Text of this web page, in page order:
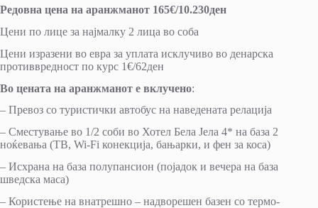
Редовна цена на аранжманот 165€/10.230ден
Цени по лице за најмалку 2 лица во соба
Цени изразени во евра за уплата исклучиво во денарска
противвредност по курс 1€/62ден
Во цената на аранжманот е вклучено:
– Превоз со туристички автобус на наведената релација
– Сместување во 1/2 соби во Хотел Бела Јела 4* на база 2
ноќевања (ТВ, Wi-Fi конекција, бањарки, и фен за коса)
– Исхрана на база полупансион (појадок и вечера на база
шведска маса)
– Користење на внатрешно – надворешен базен со термо-